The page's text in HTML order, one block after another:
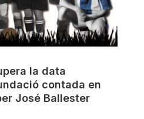
la data
contada en
José Ballester